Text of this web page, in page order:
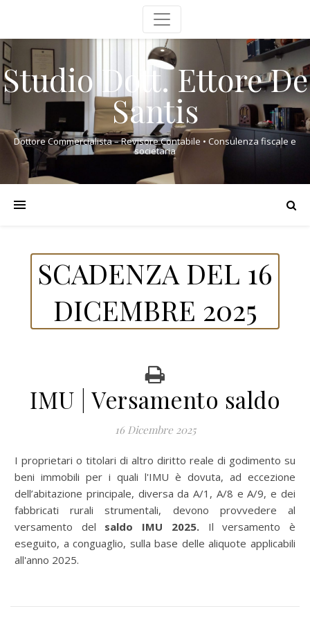
Studio Dott. Ettore De
Santis
Dottore Commercialista – Revisore Contabile • Consulenza fiscale e
societaria
SCADENZA DEL 16
DICEMBRE 2025
IMU | Versamento saldo
16 Dicembre 2025
I proprietari o titolari di altro diritto reale di godimento su
beni immobili per i quali l'IMU è dovuta, ad eccezione
dell’abitazione principale, diversa da A/1, A/8 e A/9, e dei
fabbricati rurali strumentali, devono provvedere al
versamento del saldo IMU 2025. Il versamento è
eseguito, a conguaglio, sulla base delle aliquote applicabili
all'anno 2025.